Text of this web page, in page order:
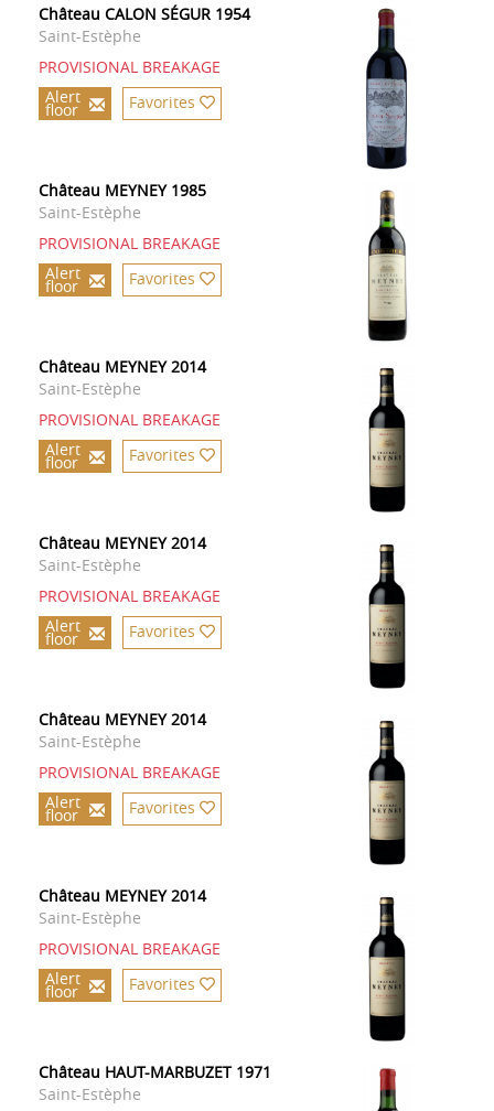
Château CALON SÉGUR 1954
Saint-Estèphe
PROVISIONAL BREAKAGE
Alert
floor Favorites
Château MEYNEY 1985
Saint-Estèphe
PROVISIONAL BREAKAGE
Alert
floor Favorites
Château MEYNEY 2014
Saint-Estèphe
PROVISIONAL BREAKAGE
Alert
floor Favorites
Château MEYNEY 2014
Saint-Estèphe
PROVISIONAL BREAKAGE
Alert
floor Favorites
Château MEYNEY 2014
Saint-Estèphe
PROVISIONAL BREAKAGE
Alert
floor Favorites
Château MEYNEY 2014
Saint-Estèphe
PROVISIONAL BREAKAGE
Alert
floor Favorites
Château HAUT-MARBUZET 1971
Saint-Estèphe